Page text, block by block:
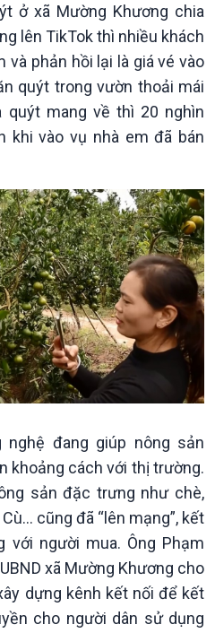
Thế giới
Tin thế giới
Vấn đề quốc tế
Hồ sơ sự kiện quốc tế
Thế giới & Việt Nam
Biên cương - Một dải vững
bền
ở xã Mường Khương chia
lên TikTok thì nhiều khách
và phản hồi lại là giá vé vào
quýt trong vườn thoải mái
quýt mang về thì 20 nghìn
khi vào vụ nhà em đã bán
đang giúp nông sản
khoảng cách với thị trường.
sản đặc trưng như chè,
cũng đã “lên mạng”, kết
người mua. Ông Phạm
xã Mường Khương cho
dựng kênh kết nối để kết
cho người dân sử dụng